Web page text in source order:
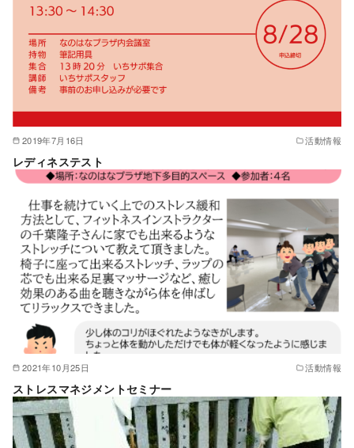
2019年7月16日 活動情報
レディネステスト
2021年10月25日 活動情報
ストレスマネジメントセミナー